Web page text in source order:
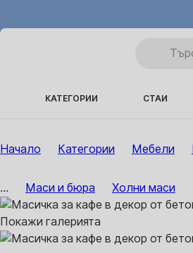
КАТЕГОРИИ СТАИ
Начало Категории Мебели
... Маси и бюра Холни маси
Покажи галерията